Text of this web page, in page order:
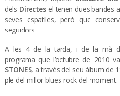
dels Directesel tenen dues bandes
seves espatlles, però que
seguidors.
A les 4 de la tarda, i de la mà
programa que l’octubre del 2010
STONES, a través del seu àlbum de
ple del millor blues-rock del moment.